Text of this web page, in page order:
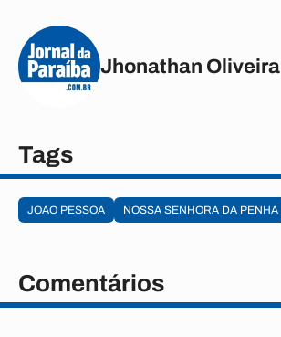
Jhonathan Oliveira
Tags
JOAO PESSOA NOSSA SENHORA DA PENHA
Comentários